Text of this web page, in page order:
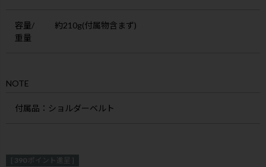
容量/
重量
約210g(付属物含まず)
NOTE
付属品 ：ショルダーベルト
[ 390 ポイント進呈 ]